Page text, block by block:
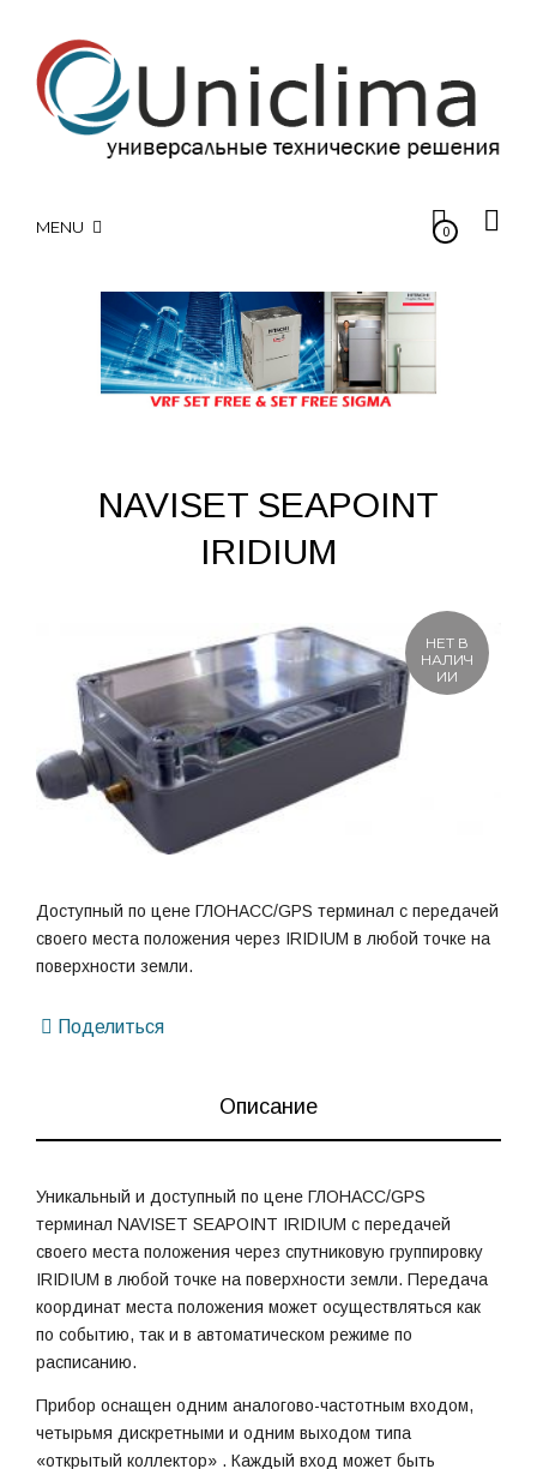
MENU 0
NAVISET SEAPOINT
IRIDIUM
НЕТ В
НАЛИЧ
ИИ
Доступный по цене ГЛОНАСС/GPS терминал с передачей
своего места положения через IRIDIUM в любой точке на
поверхности земли.
Поделиться
Описание
Уникальный и доступный по цене ГЛОНАСС/GPS
терминал NAVISET SEAPOINT IRIDIUM с передачей
своего места положения через спутниковую группировку
IRIDIUM в любой точке на поверхности земли. Передача
координат места положения может осуществляться как
по событию, так и в автоматическом режиме по
расписанию.
Прибор оснащен одним аналогово-частотным входом,
четырьмя дискретными и одним выходом типа
«открытый коллектор» . Каждый вход может быть